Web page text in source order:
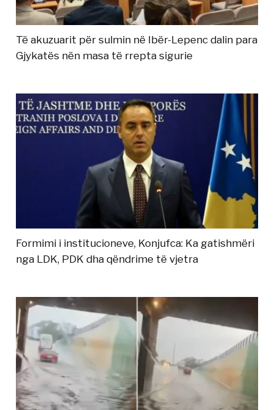
Të akuzuarit për sulmin në Ibër-Lepenc dalin para
Gjykatës nën masa të rrepta sigurie
Formimi i institucioneve, Konjufca: Ka gatishmëri
nga LDK, PDK dha qëndrime të vjetra